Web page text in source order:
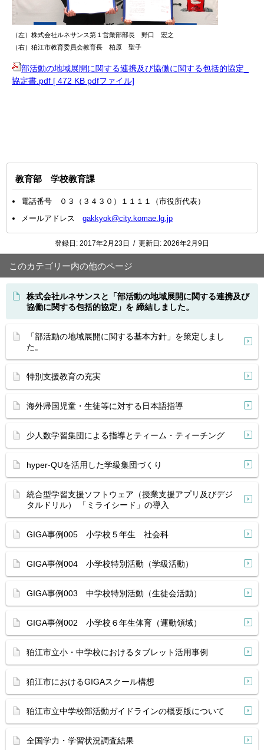
（左）株式会社ルネサンス第１営業部部長 野口 宏之
（右）狛江市教育委員会教育長 柏原 聖子
部活動の地域展開に関する連携及び協働に関する包括的協定_
協定書.pdf [ 472 KB pdfファイル]
教育部 学校教育課
電話番号 ０３（３４３０）１１１１（市役所代表）
メールアドレス gakkyok@city.komae.lg.jp
登録日: 2017年2月23日 / 更新日: 2026年2月9日
このカテゴリー内の他のページ
株式会社ルネサンスと「部活動の地域展開に関する連携及び
協働に関する包括的協定」を 締結しました。
「部活動の地域展開に関する基本方針」を策定しまし
た。
特別支援教育の充実
海外帰国児童・生徒等に対する日本語指導
少人数学習集団による指導とティーム・ティーチング
hyper-QUを活用した学級集団づくり
統合型学習支援ソフトウェア（授業支援アプリ及びデジ
タルドリル） 「ミライシード」の導入
GIGA事例005 小学校５年生 社会科
GIGA事例004 小学校特別活動（学級活動）
GIGA事例003 中学校特別活動（生徒会活動）
GIGA事例002 小学校６年生体育（運動領域）
狛江市立小・中学校におけるタブレット活用事例
狛江市におけるGIGAスクール構想
狛江市立中学校部活動ガイドラインの概要版について
全国学力・学習状況調査結果